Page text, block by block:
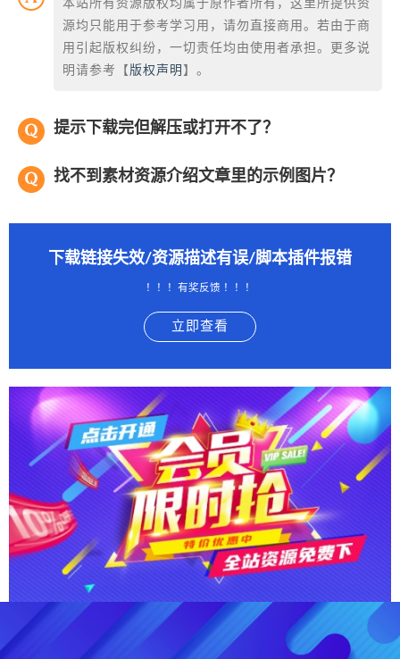
本站所有资源版权均属于原作者所有，这里所提供资
源均只能用于参考学习用，请勿直接商用。若由于商
用引起版权纠纷，一切责任均由使用者承担。更多说
明请参考【 版权声明 】。
提示下载完但解压或打开不了？
找不到素材资源介绍文章里的示例图片？
下载链接失效/资源描述有误/脚本插件报错
！！！有奖反馈 ！！！
立即查看